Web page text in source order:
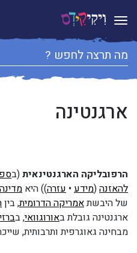
Toggle navigation
ארגנטינה
הרפובליקה הארגנטינאית(ב
להאזנה(מידע • עזרה)) היא מדינה
של היבשתאמריקה הדרומית, בין
ארגנטינה גובלת באורוגוואי, ב
מבחינה גאוגרפית ותרבותית,